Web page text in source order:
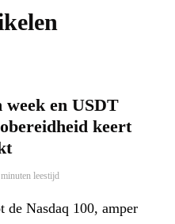
en USDT
keert
leestijd
de Nasdaq 100, amper